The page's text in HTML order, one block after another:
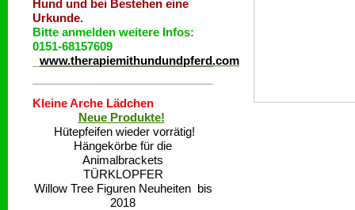
Hund und bei Bestehen eine
Urkunde.
Bitte anmelden weitere Infos:
0151-68157609
www.therapiemithundundpferd.com
Kleine Arche Lädchen
Neue Produkte!
Hütepfeifen wieder vorrätig!
Hängekörbe für die
Animalbrackets
TÜRKLOPFER
Willow Tree Figuren Neuheiten bis
2018